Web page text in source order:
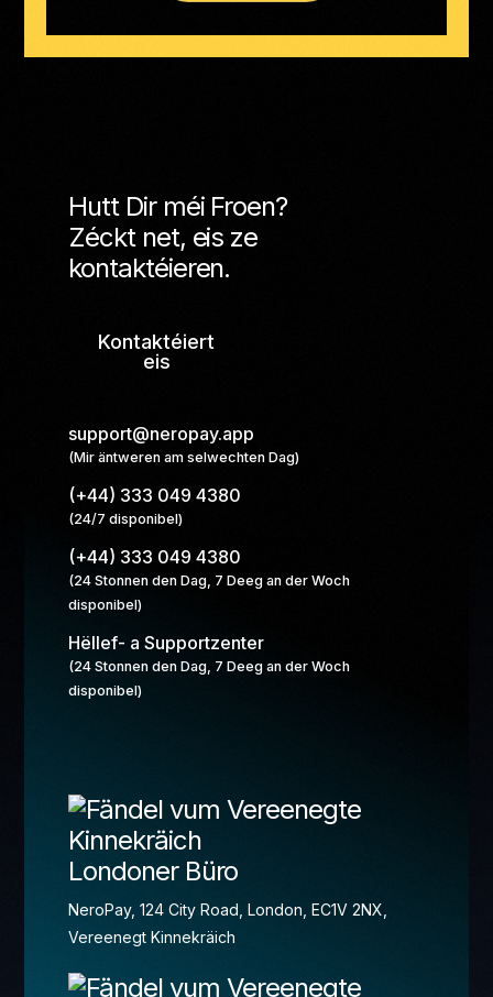
Hutt Dir méi Froen?
Zéckt net, eis ze
kontaktéieren.
Kontaktéiert
eis
support@neropay.app
(Mir äntweren am selwechten Dag)
(+44) 333 049 4380
(24/7 disponibel)
(+44) 333 049 4380
(24 Stonnen den Dag, 7 Deeg an der Woch
disponibel)
Hëllef- a Supportzenter
(24 Stonnen den Dag, 7 Deeg an der Woch
disponibel)
Londoner Büro
NeroPay, 124 City Road, London, EC1V 2NX,
Vereenegt Kinnekräich